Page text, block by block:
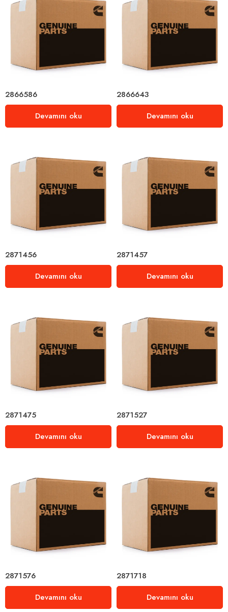
2866586
Devamını oku
2866643
Devamını oku
2871456
Devamını oku
2871457
Devamını oku
2871475
Devamını oku
2871527
Devamını oku
2871576
Devamını oku
2871718
Devamını oku